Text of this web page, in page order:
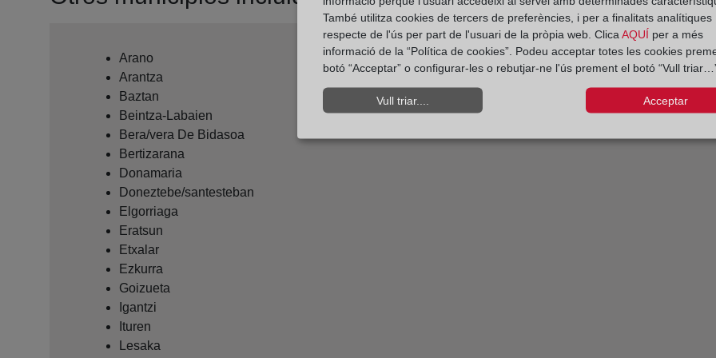
Arano
Arantza
Baztan
Beintza-Labaien
Bera/vera De Bidasoa
Bertizarana
Donamaria
Doneztebe/santesteban
Elgorriaga
Eratsun
Etxalar
Ezkurra
Goizueta
Igantzi
Ituren
Lesaka
També utilitza cookies de tercers de preferències, i per a finalitats analítiques
respecte de l'ús per part de l'usuari de la pròpia web. Clica AQUÍ per a més
informació de la “Política de cookies”. Podeu acceptar totes les cookies
botó “Acceptar” o configurar-les o rebutjar-ne l'ús prement el botó “Vull
Vull triar.... Acceptar